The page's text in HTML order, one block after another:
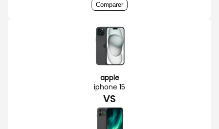
Comparer
apple
iphone 15
VS